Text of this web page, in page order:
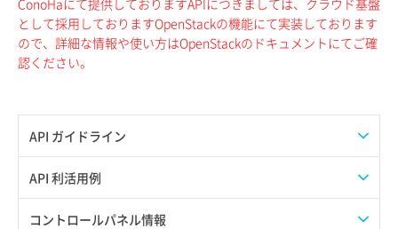
API ガイドライン
APIのご利用について
API 利活用例
APIでAPIサブユーザーを作成する
コントロールパネル情報
として採用しておりますOpenStackの機能にて実装しております
ので、詳細な情報や使い方はOpenStackのドキュメントにてご確
認ください。